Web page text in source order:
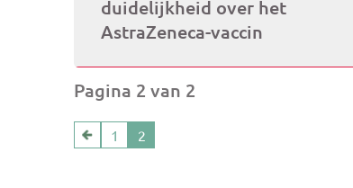
duidelijkheid over het
AstraZeneca-vaccin
Pagina 2 van 2
1 2